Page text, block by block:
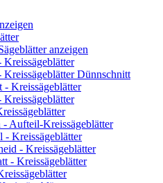
anzeigen
Kreissägeblätter
Kreissägeblätter Dünnschnitt
- Kreissägeblätter
Kreissägeblätter
- Aufteil-Kreissägeblätter
- Kreissägeblätter
- Kreissägeblätter
- Kreissägeblätter